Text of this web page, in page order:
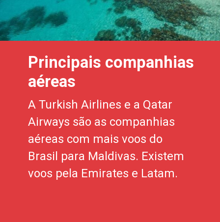
A Turkish Airlines e a Qatar
Airways são as companhias
aéreas com mais voos do
Brasil para Maldivas. Existem
voos pela Emirates e Latam.
Principais companhias
aéreas